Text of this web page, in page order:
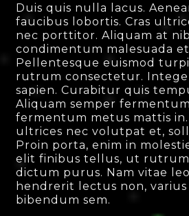
Duis quis nulla lacus.
faucibus lobortis. Cras
nec porttitor. Aliquam at
condimentum malesuada
Pellentesque euismod
rutrum consectetur.
sapien. Curabitur quis
Aliquam semper
fermentum metus mattis
ultrices nec volutpat et,
Proin porta, enim in
elit finibus tellus, ut rutrum
dictum purus. Nam vitae
hendrerit lectus non, varius
bibendum sem.